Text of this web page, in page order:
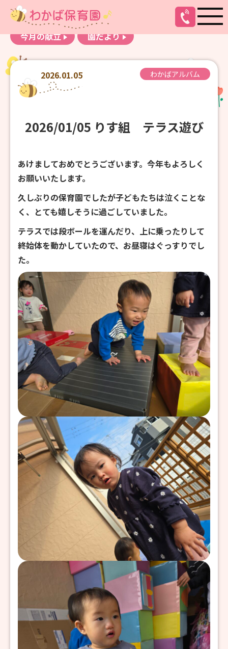
お知らせ
わかばアルバム
今月の献立
園だより
2026.01.05 わかばアルバム
2026/01/05 りす組 テラス遊び
あけましておめでとうございます。今年もよろしく
お願いいたします。
久しぶりの保育園でしたが子どもたちは泣くことな
く、とても嬉しそうに過ごしていました。
テラスでは段ボールを運んだり、上に乗ったりして
終始体を動かしていたので、お昼寝はぐっすりでし
た。